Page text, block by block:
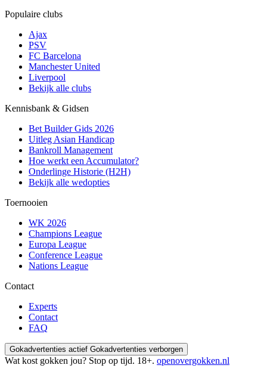
Populaire clubs
Ajax
PSV
FC Barcelona
Manchester United
Liverpool
Bekijk alle clubs
Kennisbank & Gidsen
Bet Builder Gids 2026
Uitleg Asian Handicap
Bankroll Management
Hoe werkt een Accumulator?
Onderlinge Historie (H2H)
Bekijk alle wedopties
Toernooien
WK 2026
Champions League
Europa League
Conference League
Nations League
Contact
Experts
Contact
FAQ
Gokadvertenties actief Gokadvertenties verborgen
Wat kost gokken jou? Stop op tijd. 18+. openovergokken.nl